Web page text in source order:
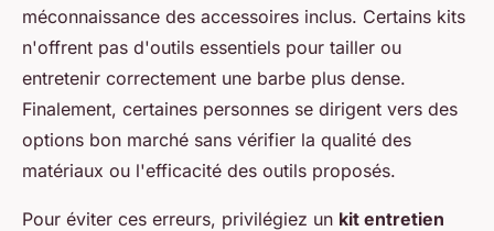
méconnaissance des accessoires inclus. Certains kits
n'offrent pas d'outils essentiels pour tailler ou
entretenir correctement une barbe plus dense.
Finalement, certaines personnes se dirigent vers des
options bon marché sans vérifier la qualité des
matériaux ou l'efficacité des outils proposés.
Pour éviter ces erreurs, privilégiez un kit entretien